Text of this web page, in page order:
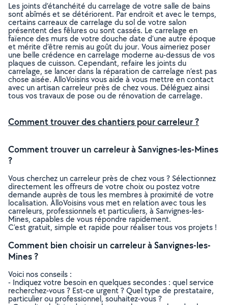
Les joints d’étanchéité du carrelage de votre salle de bains
sont abîmés et se détériorent. Par endroit et avec le temps,
certains carreaux de carrelage du sol de votre salon
présentent des fêlures ou sont cassés. Le carrelage en
faïence des murs de votre douche date d’une autre époque
et mérite d’être remis au goût du jour. Vous aimeriez poser
une belle crédence en carrelage moderne au-dessus de vos
plaques de cuisson. Cependant, refaire les joints du
carrelage, se lancer dans la réparation de carrelage n’est pas
chose aisée. AlloVoisins vous aide à vous mettre en contact
avec un artisan carreleur près de chez vous. Déléguez ainsi
tous vos travaux de pose ou de rénovation de carrelage.
Comment trouver des chantiers pour carreleur ?
Comment trouver un carreleur à Sanvignes-les-Mines
?
Vous cherchez un carreleur près de chez vous ? Sélectionnez
directement les offreurs de votre choix ou postez votre
demande auprès de tous les membres à proximité de votre
localisation. AlloVoisins vous met en relation avec tous les
carreleurs, professionnels et particuliers, à Sanvignes-les-
Mines, capables de vous répondre rapidement.
C’est gratuit, simple et rapide pour réaliser tous vos projets !
Comment bien choisir un carreleur à Sanvignes-les-
Mines ?
Voici nos conseils :
- Indiquez votre besoin en quelques secondes : quel service
recherchez-vous ? Est-ce urgent ? Quel type de prestataire,
particulier ou professionnel, souhaitez-vous ?